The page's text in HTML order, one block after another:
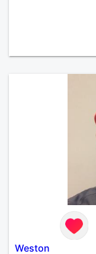
Weston